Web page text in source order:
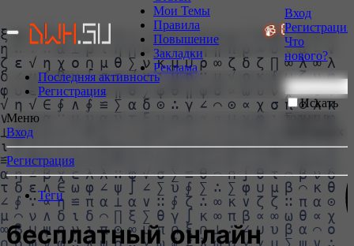
Мои Темы
Правила
Повышение
Закладки
Реклама
БОЛЬШЕ НЕ НУЖНЫ! 📹 GoodZone.live
Вход
Регистрация
Что
нового?
Искать
Последняя активность
Регистрация
Меню
Вход
Регистрация
Теги
бесплатный онлайн